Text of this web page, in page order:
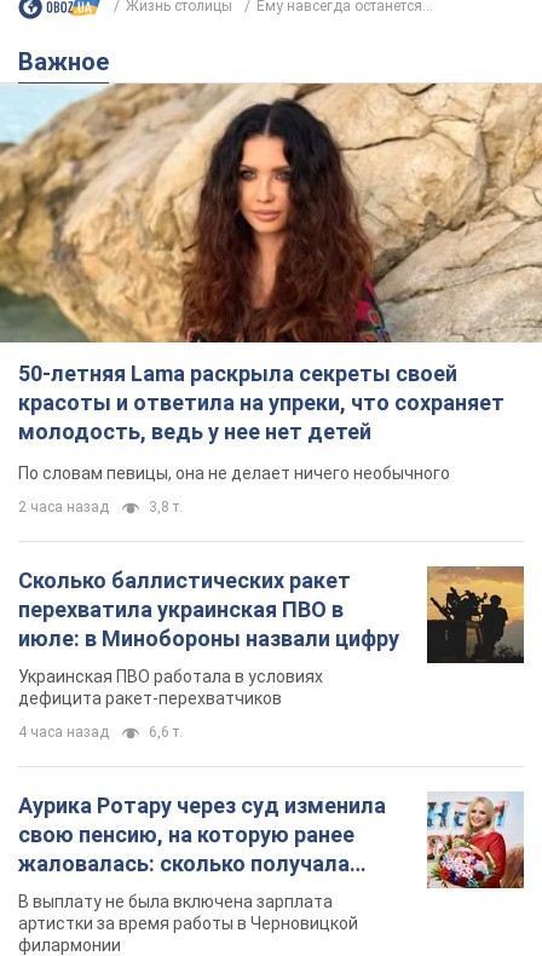
Жизнь столицы Ему навсегда останется...
Важное
50-летняя Lama раскрыла секреты своей
красоты и ответила на упреки, что сохраняет
молодость, ведь у нее нет детей
По словам певицы, она не делает ничего необычного
2 часа назад 3,8 т.
Сколько баллистических ракет
перехватила украинская ПВО в
июле: в Минобороны назвали цифру
Украинская ПВО работала в условиях
дефицита ракет-перехватчиков
4 часа назад 6,6 т.
Аурика Ротару через суд изменила
свою пенсию, на которую ранее
жаловалась: сколько получала
певица
В выплату не была включена зарплата
артистки за время работы в Черновицкой
филармонии